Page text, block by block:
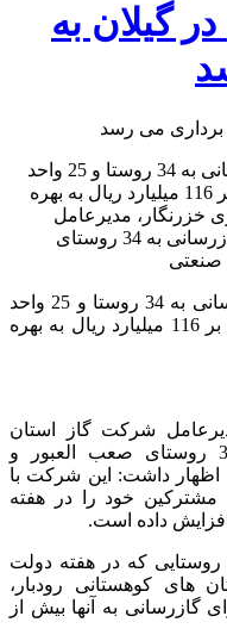
در گیلان به
در هفته دولت امسال طرح های گازرسانی به 34 روستا و 25 واحد
صنعتی عمده در استان با اعتباری بالغ بر 116 میلیارد ریال به بهره
خزرنگار، مديرعامل
شركت گاز استان گيلان با اعلام خبر گازرسانی به 34 روستای
در هفته دولت امسال طرح های گازرسانی به 34 روستا و 25 واحد
صنعتی عمده در استان با اعتباری بالغ بر 116 میلیارد ریال به بهره
شركت گاز استان
گيلان با اعلام خبر گازرسانی به 34 روستای صعب العبور و
عمده اظهار داشت: اين شركت با
مشتركين خود را در هفته
حسین اکبر با اعلام این خبر گفت: 34 روستایی که در هفته دولت
های کوهستانی رودبار،
گازرسانی به آنها بیش از